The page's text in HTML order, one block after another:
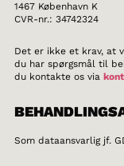
1467 København K
CVR-nr.: 34742324
Det er ikke et krav, at
du har spørgsmål til
du kontakte os via
Som dataansvarlig jf.